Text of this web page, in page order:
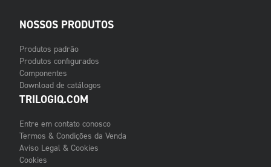
NOSSOS PRODUTOS
Produtos padrão
Produtos configurados
Componentes
Download de catálogos
TRILOGIQ.COM
Entre em contato conosco
Termos & Condições da Venda
Aviso Legal & Cookies
Cookies